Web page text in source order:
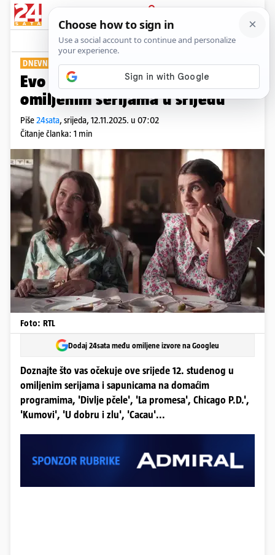
PRIJAVA
Show Komentari
DNEVNI PREGLED
Evo što će se događati u vašim
omiljenim serijama u srijedu
Piše24sata, srijeda, 12.11.2025. u 07:02
Čitanje članka: 1 min
Foto: RTL
Dodaj 24sata među omiljene izvore na Googleu
Doznajte što vas očekuje ove srijede 12. studenog u
omiljenim serijama i sapunicama na domaćim
programima, 'Divlje pčele', 'La promesa', Chicago P.D.',
'Kumovi', 'U dobru i zlu', 'Cacau'...